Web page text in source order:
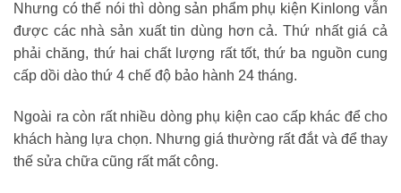
Nhưng có thể nói thì dòng sản phẩm phụ kiện Kinlong vẫn
được các nhà sản xuất tin dùng hơn cả. Thứ nhất giá cả
phải chăng, thứ hai chất lượng rất tốt, thứ ba nguồn cung
cấp dồi dào thứ 4 chế độ bảo hành 24 tháng.
Ngoài ra còn rất nhiều dòng phụ kiện cao cấp khác để cho
khách hàng lựa chọn. Nhưng giá thường rất đắt và để thay
thế sửa chữa cũng rất mất công.